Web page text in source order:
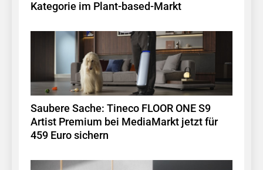
Kategorie im Plant-based-Markt
Saubere Sache: Tineco FLOOR ONE S9
Artist Premium bei MediaMarkt jetzt für
459 Euro sichern